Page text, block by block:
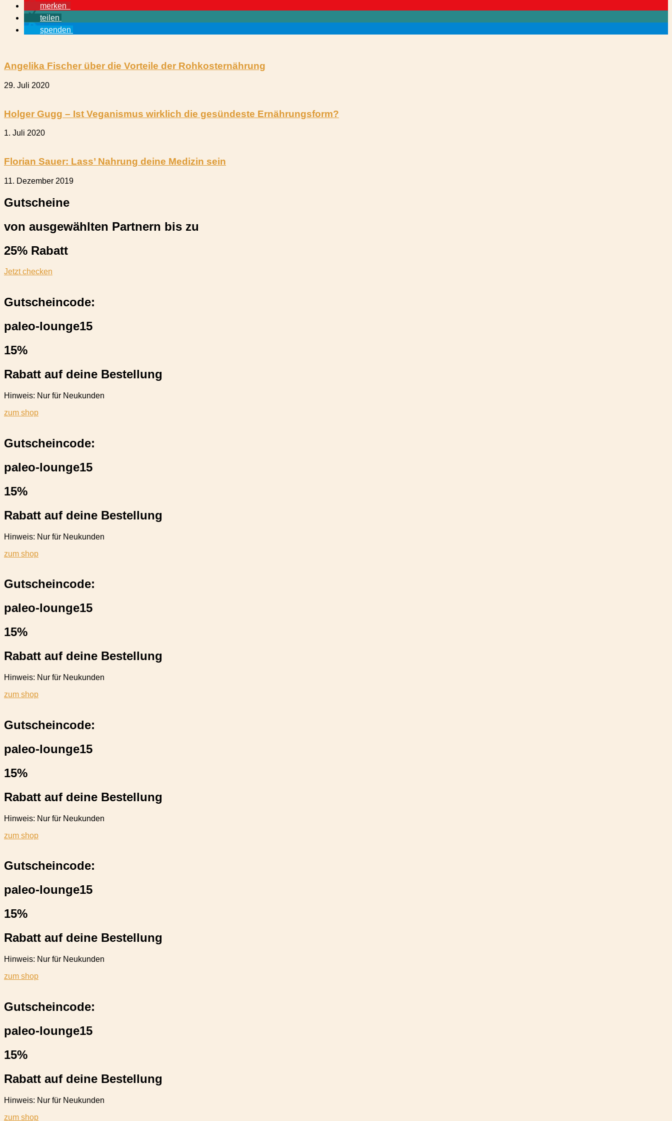
merken
teilen
spenden
Angelika Fischer über die Vorteile der Rohkosternährung
29. Juli 2020
Holger Gugg – Ist Veganismus wirklich die gesündeste Ernährungsform?
1. Juli 2020
Florian Sauer: Lass’ Nahrung deine Medizin sein
11. Dezember 2019
Gutscheine
von ausgewählten Partnern bis zu
25% Rabatt
Jetzt checken
Gutscheincode:
paleo-lounge15
15%
Rabatt auf deine Bestellung
Hinweis: Nur für Neukunden
zum shop
Gutscheincode:
paleo-lounge15
15%
Rabatt auf deine Bestellung
Hinweis: Nur für Neukunden
zum shop
Gutscheincode:
paleo-lounge15
15%
Rabatt auf deine Bestellung
Hinweis: Nur für Neukunden
zum shop
Gutscheincode:
paleo-lounge15
15%
Rabatt auf deine Bestellung
Hinweis: Nur für Neukunden
zum shop
Gutscheincode:
paleo-lounge15
15%
Rabatt auf deine Bestellung
Hinweis: Nur für Neukunden
zum shop
Gutscheincode:
paleo-lounge15
15%
Rabatt auf deine Bestellung
Hinweis: Nur für Neukunden
zum shop